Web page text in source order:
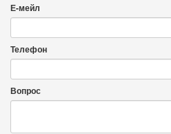
Е-мейл
Телефон
Вопрос